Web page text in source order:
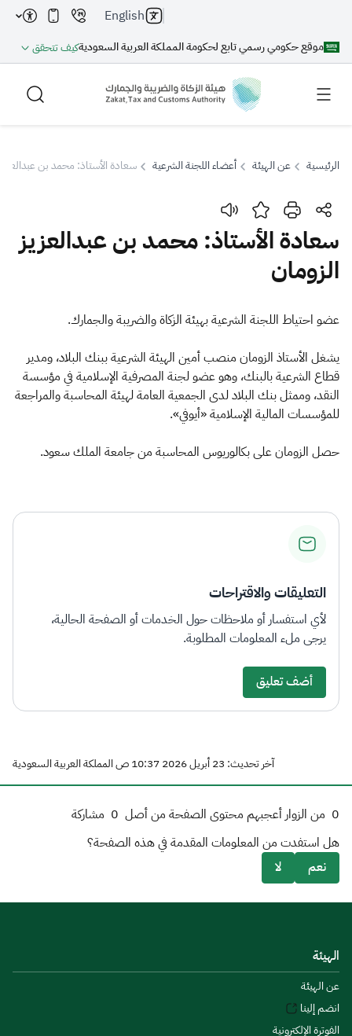
موقع حكومي رسمي تابع لحكومة المملكة العربية السعوديةكيف تتحقق
English
بحث
بحث
اقتراحات
الزكاة الجمارك
ضريبة القيمة المضافة
الإقرار الضريبي
التصرفات العقارية
الرئيسية عن الهيئة أعضاء اللجنة الشرعية سعادة الأستاذ: محمد بن
سعادة الأستاذ: محمد بن عبدالعزيز
الزومان
​​​​​​​​​​​​​​​عضو احتياط اللجنة الشرعية بهيئة الزكاة والضريبة والجمارك.​
يشغل الأستاذ الزومان منصب أمين الهيئة الشرعية ببنك البلاد، ومدير
قطاع الشرعية بالبنك، وهو عضو لجنة المصرفية الإسلامية في مؤسسة
النقد، وممثل بنك البلاد لدى الجمعية العامة لهيئة المحاسبة والمراجعة
للمؤسسات المالية الإسلامية «أيوفي».
حصل الزومان على بكالوريوس المحاسبة من جامعة الملك سعود.​
التعليقات والاقتراحات
لأي استفسار أو ملاحظات حول الخدمات أو الصفحة الحالية،
يرجى ملء المعلومات المطلوبة.
أضف تعليق
آخر تحديث: 23 أبريل 2026 10:37 ص المملكة العربية السعودية
0 من الزوار أعجبهم محتوى الصفحة من أصل 0 مشاركة
هل استفدت من المعلومات المقدمة في هذه الصفحة؟
نعم
لا
الهيئة
عن الهيئة
انضم إلينا
الفوترة الإلكترونية